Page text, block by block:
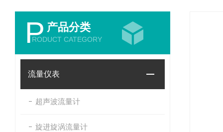
P 产品分类
RODUCT CATEGORY
流量仪表
超声波流量计
旋进旋涡流量计